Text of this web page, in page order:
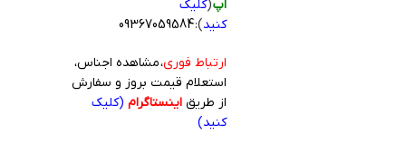
اپ(کلیک
کنید):
09367059584
ارتباط فوری، مشاهده اجناس،
استعلام قیمت بروز و سفارش
از طریقاینستاگرام (کلیک
کنید)